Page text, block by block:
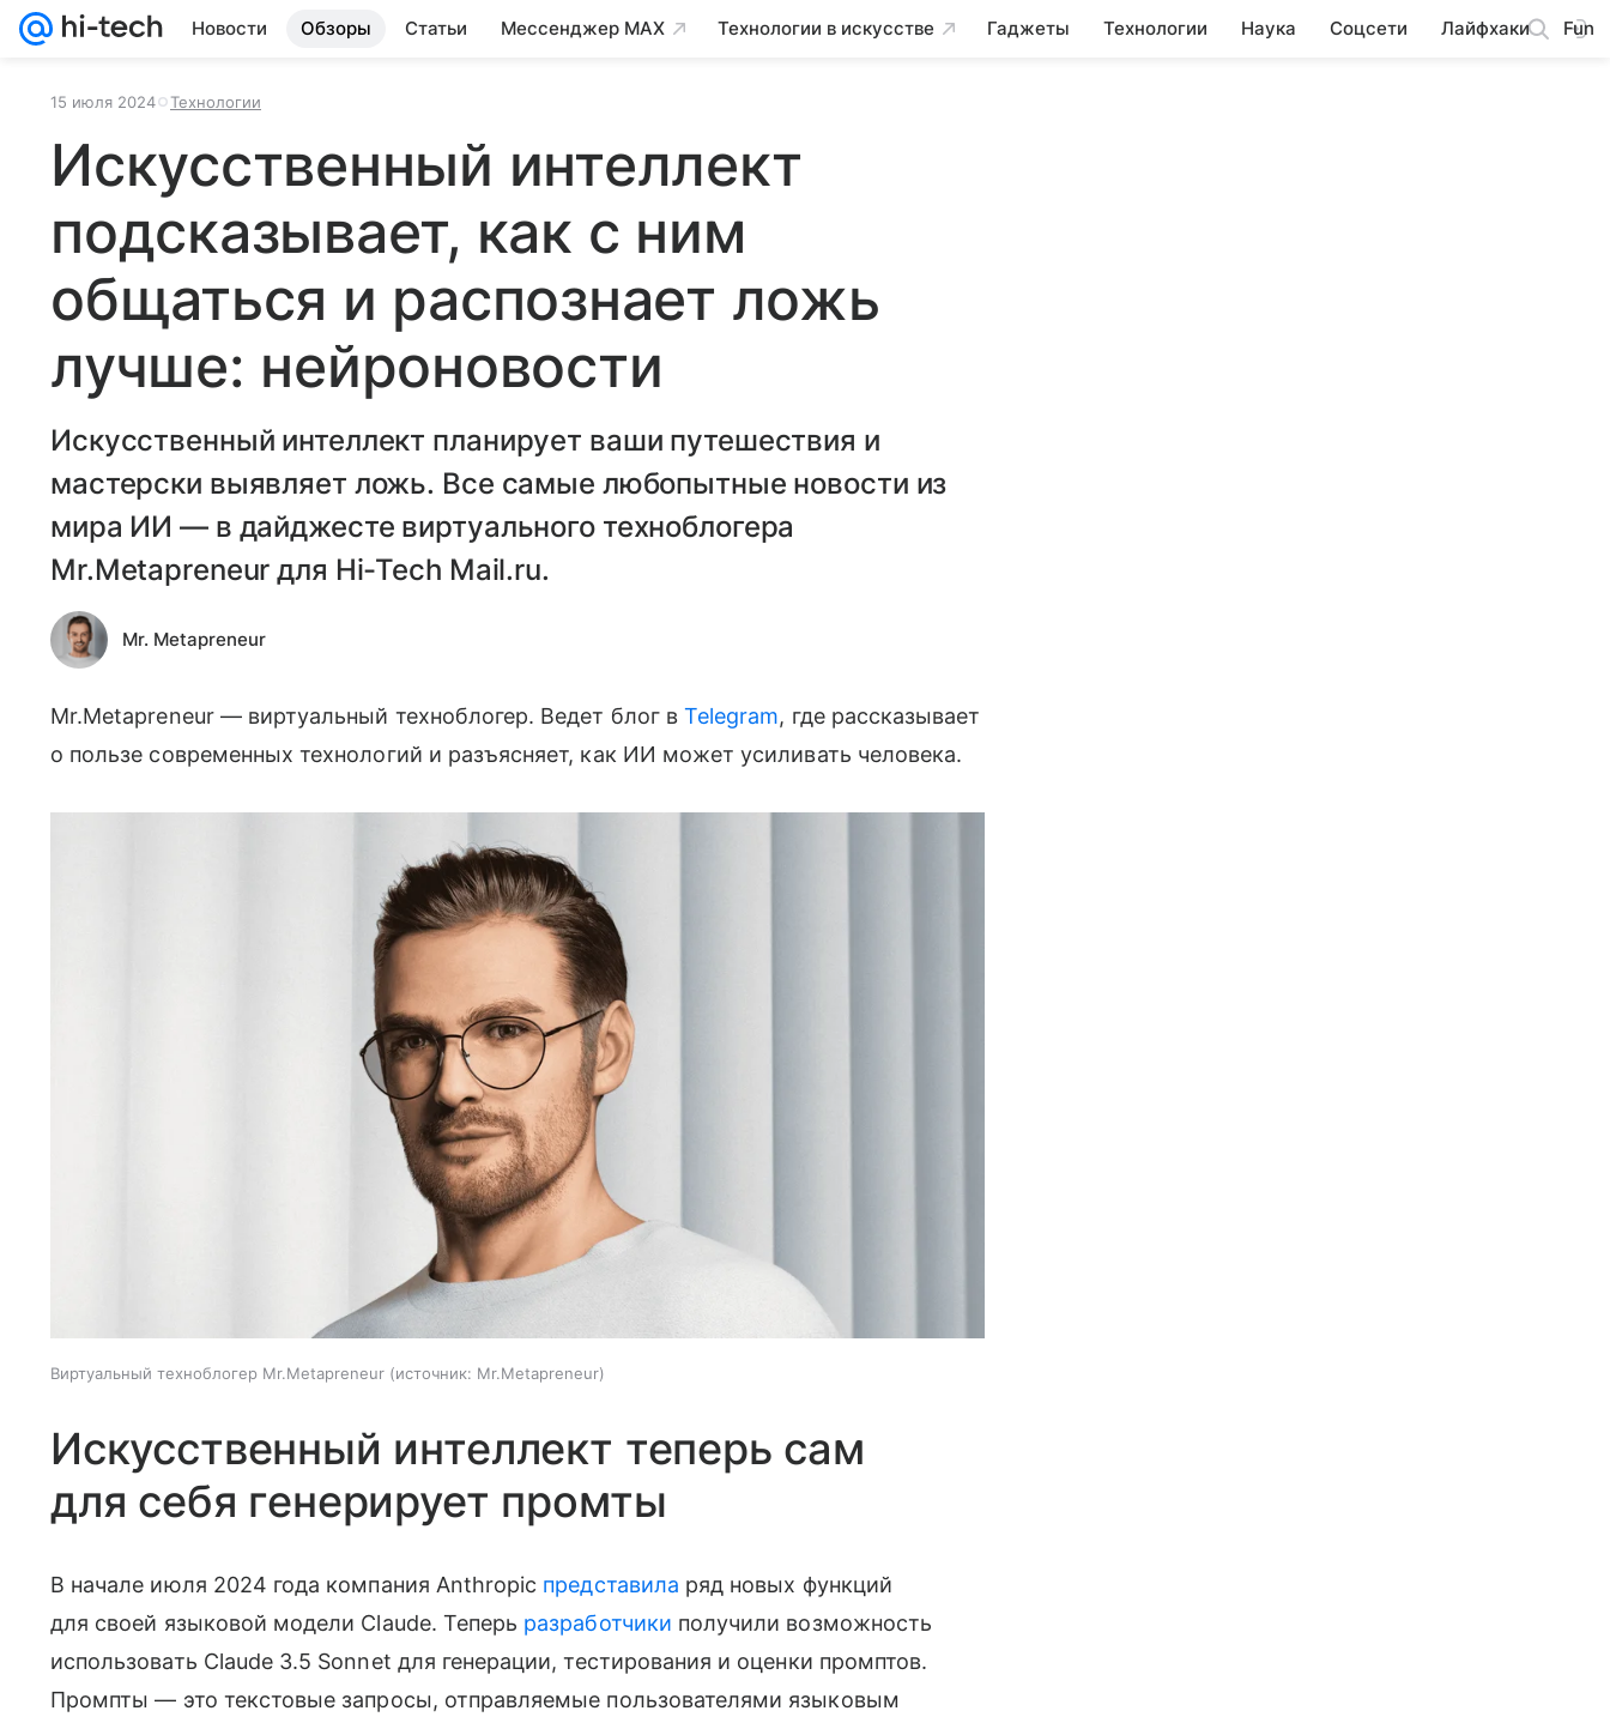
Новости Обзоры Статьи Мессенджер MAX Технологии в искусстве Гаджеты Технологии Наука Соцсети Лайфхаки Fun
15 июля 2024 Технологии
Искусственный интеллект
подсказывает, как с ним
общаться и распознает ложь
лучше: нейроновости
Искусственный интеллект планирует ваши путешествия и
мастерски выявляет ложь. Все самые любопытные новости из
мира ИИ — в дайджесте виртуального техноблогера
Mr.Metapreneur для Hi-Tech Mail.ru.
Mr. Metapreneur
Mr.Metapreneur — виртуальный техноблогер. Ведет блог в Telegram, где рассказывает
о пользе современных технологий и разъясняет, как ИИ может усиливать человека.
Виртуальный техноблогер Mr.Metapreneur источник: Mr.Metapreneur
Искусственный интеллект теперь сам
для себя генерирует промты
В начале июля 2024 года компания Anthropic представила ряд новых функций
для своей языковой модели Claude. Теперь разработчики получили возможность
использовать Claude 3.5 Sonnet для генерации, тестирования и оценки промптов.
Промпты — это текстовые запросы, отправляемые пользователями языковым